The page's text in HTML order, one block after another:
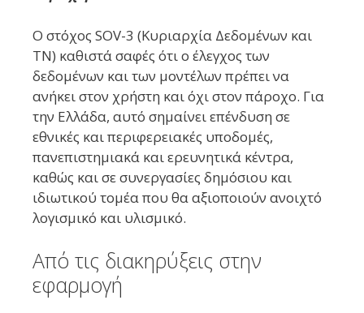
Ο στόχος SOV-3 (Κυριαρχία Δεδομένων και
ΤΝ) καθιστά σαφές ότι ο έλεγχος των
δεδομένων και των μοντέλων πρέπει να
ανήκει στον χρήστη και όχι στον πάροχο. Για
την Ελλάδα, αυτό σημαίνει επένδυση σε
εθνικές και περιφερειακές υποδομές,
πανεπιστημιακά και ερευνητικά κέντρα,
καθώς και σε συνεργασίες δημόσιου και
ιδιωτικού τομέα που θα αξιοποιούν ανοιχτό
λογισμικό και υλισμικό.
Από τις διακηρύξεις στην
εφαρμογή